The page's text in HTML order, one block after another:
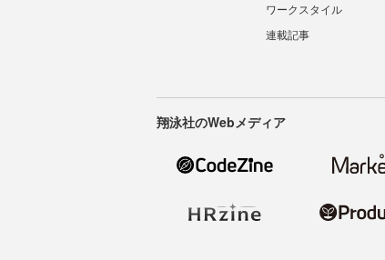
ワークスタイル
連載記事
翔泳社のWebメディア